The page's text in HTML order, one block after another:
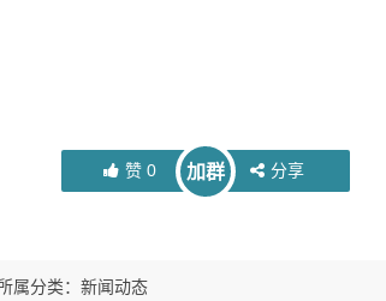
赞0 加群 分享
属分类： 新闻动态